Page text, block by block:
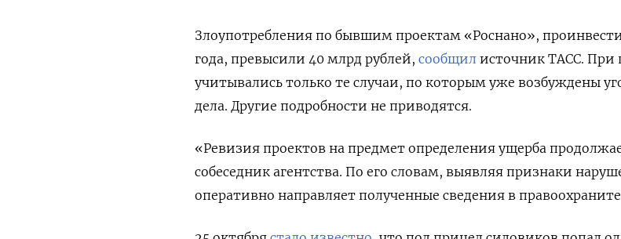
Злоупотребления по бывшим проектам «Роснано»,
года, превысили 40 млрд рублей, сообщил источник ТАСС. При
учитывались только те случаи, по которым уже возбуждены
дела. Другие подробности не приводятся.
«Ревизия проектов на предмет определения ущерба
собеседник агентства. По его словам, выявляя признаки
оперативно направляет полученные сведения в